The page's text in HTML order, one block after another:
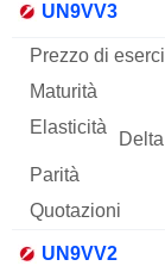
UN9VV3
UN9VV2